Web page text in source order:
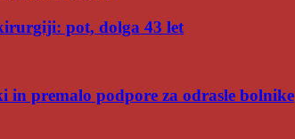
pot, dolga 43 let
in premalo podpore za odrasle bolnike